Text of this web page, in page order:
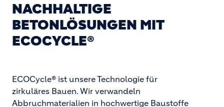
NACHHALTIGE
BETONLÖSUNGEN MIT
ECOCYCLE®
ECOCycle® ist unsere Technologie für
zirkuläres Bauen. Wir verwandeln
Abbruchmaterialien in hochwertige Baustoffe